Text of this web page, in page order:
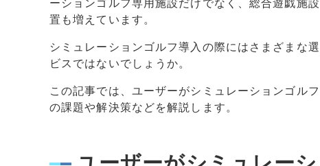
ーションゴルフ専用施設だけでなく、総合遊戯施
置も増えています。
シミュレーションゴルフ導入の際にはさまざまな
ビスではないでしょうか。
この記事では、ユーザーがシミュレーションゴル
の課題や解決策などを解説します。